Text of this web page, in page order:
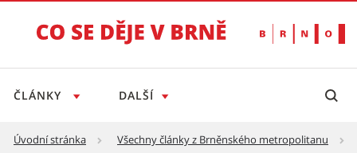
ČLÁNKY DALŠÍ
Úvodní stránka Všechny články z Brněnského metropolitanu